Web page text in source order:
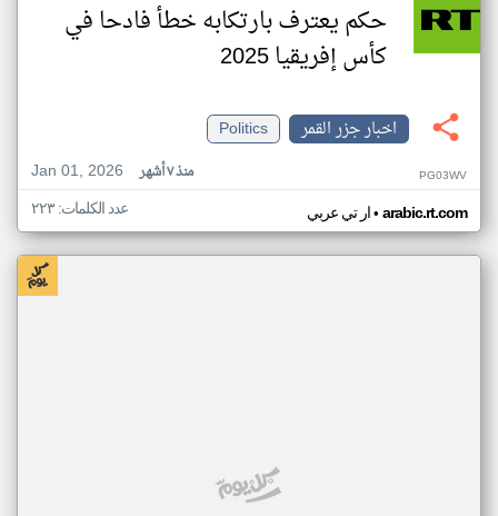
حكم يعترف بارتكابه خطأ فادحا في
كأس إفريقيا 2025
اخبار جزر القمر
Politics
Jan 01, 2026
منذ ٧ أشهر PG03WV
ار تي عربي• arabic.rt.com عدد الكلمات: ٢٢٣